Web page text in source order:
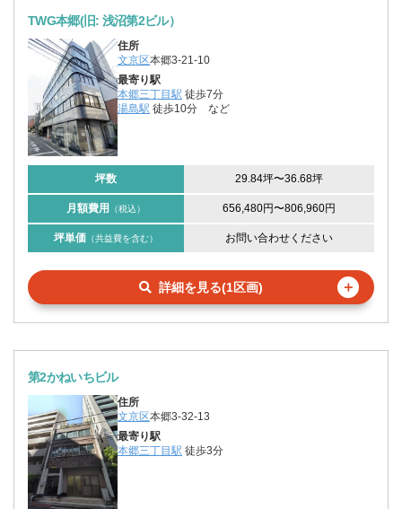
TWG本郷(旧: 浅沼第2ビル）
住所
文京区本郷3-21-10
最寄り駅
本郷三丁目駅 徒歩7分
湯島駅 徒歩10分 など
坪数 29.84坪〜36.68坪
月額費用 （税込） 656,480円〜806,960円
坪単価 （共益費を含む） お問い合わせください
詳細を見る(1区画) ＋
第2かねいちビル
住所
文京区本郷3-32-13
最寄り駅
本郷三丁目駅 徒歩3分